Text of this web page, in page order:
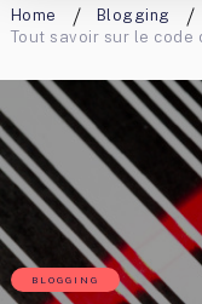
Home
Blogging
Tout savoir sur le code
BLOGGING